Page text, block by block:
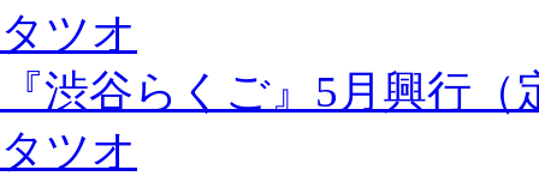
タツオ
『渋谷らくご』5月興行
タツオ